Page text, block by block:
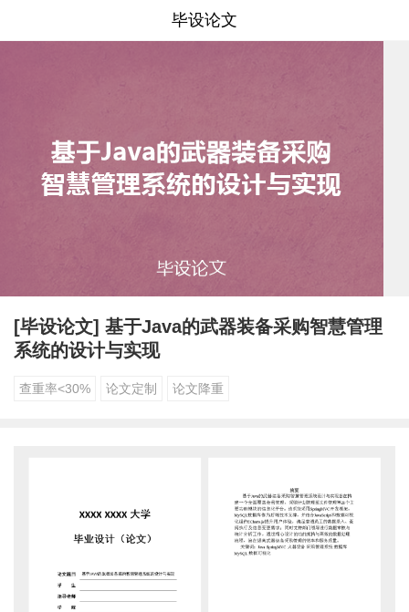
毕设论文
[毕设论文] 基于Java的武器装备采购智慧管理
系统的设计与实现
查重率<30% 论文定制 论文降重